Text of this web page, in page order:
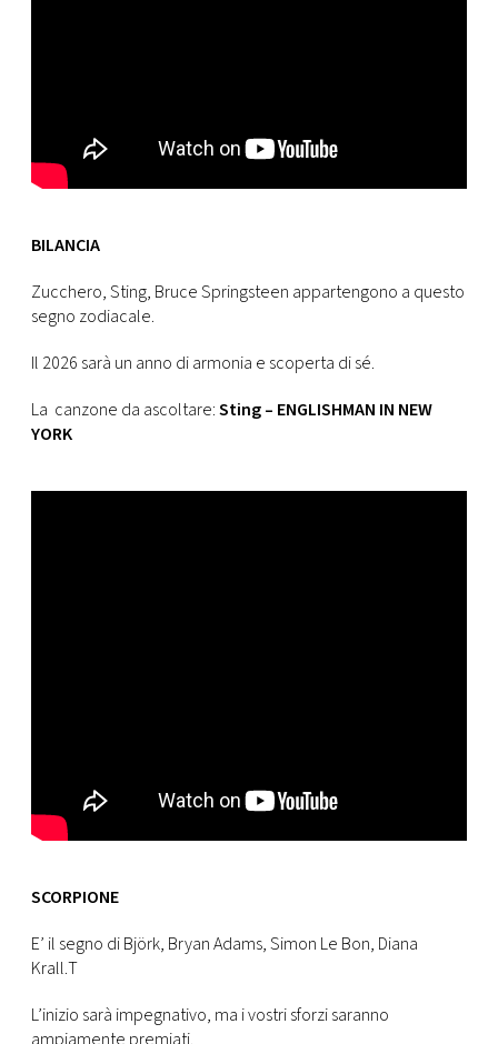
BILANCIA
Zucchero, Sting, Bruce Springsteen appartengono a questo
segno zodiacale.
Il 2026 sarà un anno di armonia e scoperta di sé.
La canzone da ascoltare:Sting – ENGLISHMAN IN NEW
YORK
SCORPIONE
E’ il segno diBjörk, Bryan Adams, Simon Le Bon, Diana
Krall.T
L’inizio sarà impegnativo, ma i vostri sforzi saranno